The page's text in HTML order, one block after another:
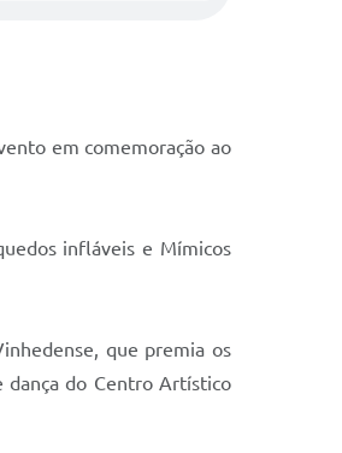
em comemoração ao
infláveis e Mímicos
que premia os
dança do Centro Artístico